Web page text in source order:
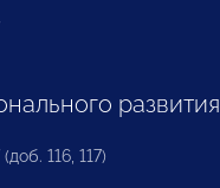
развития
116, 117)